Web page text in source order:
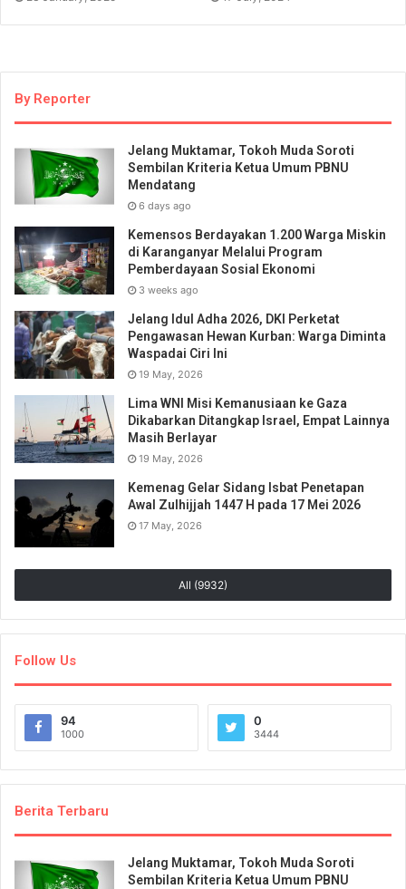
By Reporter
Jelang Muktamar, Tokoh Muda Soroti
Sembilan Kriteria Ketua Umum PBNU
Mendatang
6 days ago
Kemensos Berdayakan 1.200 Warga Miskin
di Karanganyar Melalui Program
Pemberdayaan Sosial Ekonomi
3 weeks ago
Jelang Idul Adha 2026, DKI Perketat
Pengawasan Hewan Kurban: Warga Diminta
Waspadai Ciri Ini
19 May, 2026
Lima WNI Misi Kemanusiaan ke Gaza
Dikabarkan Ditangkap Israel, Empat Lainnya
Masih Berlayar
19 May, 2026
Kemenag Gelar Sidang Isbat Penetapan
Awal Zulhijjah 1447 H pada 17 Mei 2026
17 May, 2026
All (9932)
Follow Us
94
1000
0
3444
Berita Terbaru
Jelang Muktamar, Tokoh Muda Soroti
Sembilan Kriteria Ketua Umum PBNU